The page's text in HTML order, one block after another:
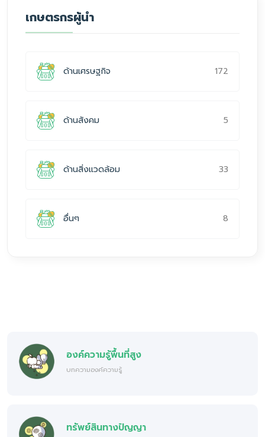
เกษตรกรผู้นำ
ด้านเศรษฐกิจ 172
ด้านสังคม 5
ด้านสิ่งแวดล้อม 33
อื่นๆ 8
องค์ความรู้พื้นที่สูง
บทความองค์ความรู้
ทรัพย์สินทางปัญญา